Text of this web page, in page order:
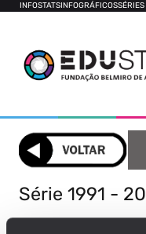
INFOSTATSINFOGRÁFICOS
Série 1991 -